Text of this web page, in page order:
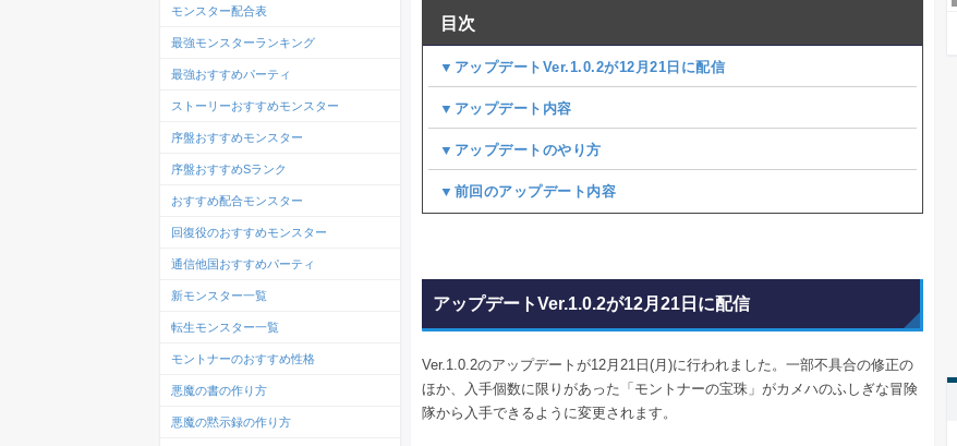
目次
▼アップデートVer.1.0.2が12月21日に配信
▼アップデート内容
▼アップデートのやり方
▼前回のアップデート内容
アップデートVer.1.0.2が12月21日に配信
Ver.1.0.2のアップデートが12月21日(月)に行われました。一部不具合の修正の
ほか、入手個数に限りがあった「モントナーの宝珠」がカメハのふしぎな冒険
隊から入手できるように変更されます。
モンスター配合表
最強モンスターランキング
最強おすすめパーティ
ストーリーおすすめモンスター
序盤おすすめモンスター
序盤おすすめSランク
おすすめ配合モンスター
回復役のおすすめモンスター
通信他国おすすめパーティ
新モンスター一覧
転生モンスター一覧
モントナーのおすすめ性格
悪魔の書の作り方
悪魔の黙示録の作り方